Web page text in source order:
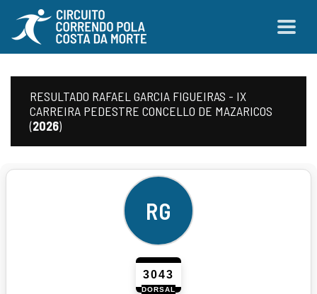
RESULTADO RAFAEL GARCIA FIGUEIRAS - IX
CARREIRA PEDESTRE CONCELLO DE MAZARICOS
(2026)
RG
3043
DORSAL